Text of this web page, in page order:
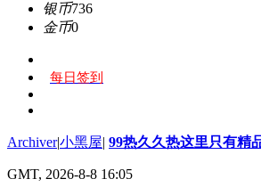
银币736
金币0
每日签到
Archiver|小黑屋| 99热久久热这里只有精
GMT, 2026-8-8 16:05